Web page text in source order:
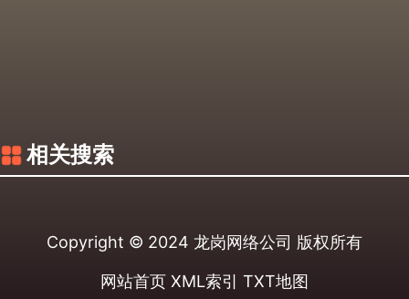
相关搜索
Copyright © 2024 龙岗网络公司 版权所有
网站首页 XML索引 TXT地图